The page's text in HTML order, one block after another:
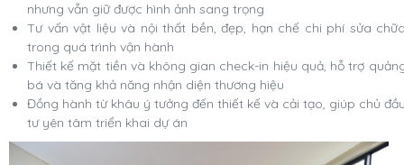
nhưng vẫn giữ được hình ảnh sang trọng
Tư vấn vật liệu và nội thất bền, đẹp, hạn chế chi phí sửa
trong quá trình vận hành
Thiết kế mặt tiền và không gian check-in hiệu quả, hỗ trợ
bá và tăng khả năng nhận diện thương hiệu
Đồng hành từ khâu ý tưởng đến thiết kế và cải tạo, giúp chủ
tư yên tâm triển khai dự án